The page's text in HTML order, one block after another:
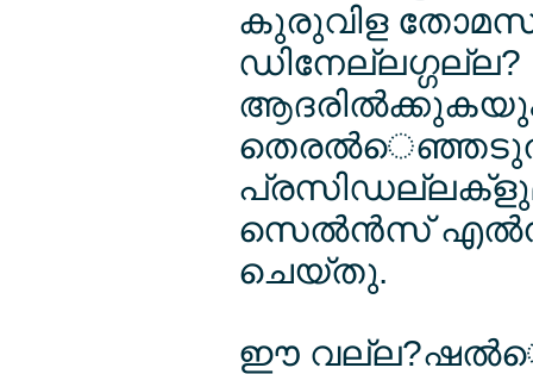
കുരുവിള
സെല്‍ന്‍സ്
ചെയ്തു.
ഈ